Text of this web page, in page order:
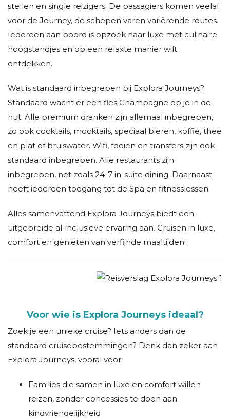
stellen en single reizigers. De passagiers komen veelal
voor de Journey, de schepen varen variërende routes.
Iedereen aan boord is opzoek naar luxe met culinaire
hoogstandjes en op een relaxte manier wilt
ontdekken.
Wat is standaard inbegrepen bij Explora Journeys?
Standaard wacht er een fles Champagne op je in de
hut. Alle premium dranken zijn allemaal inbegrepen,
zo ook cocktails, mocktails, speciaal bieren, koffie, thee
en plat of bruiswater. Wifi, fooien en transfers zijn ook
standaard inbegrepen. Alle restaurants zijn
inbegrepen, net zoals 24-7 in-suite dining. Daarnaast
heeft iedereen toegang tot de Spa en fitnesslessen.
Alles samenvattend Explora Journeys biedt een
uitgebreide al-inclusieve ervaring aan. Cruisen in luxe,
comfort en genieten van verfijnde maaltijden!
Voor wie is Explora Journeys ideaal?
Zoek je een unieke cruise? Iets anders dan de
standaard cruisebestemmingen? Denk dan zeker aan
Explora Journeys, vooral voor:
Families die samen in luxe en comfort willen
reizen, zonder concessies te doen aan
kindvriendelijkheid